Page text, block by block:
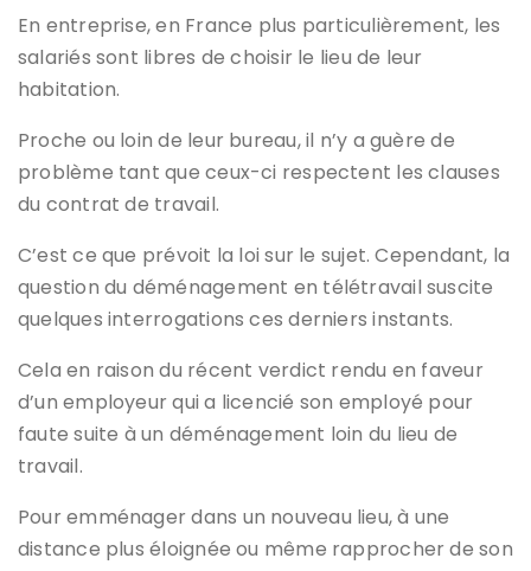
En entreprise, en France plus particulièrement, les
salariés sont libres de choisir le lieu de leur
habitation.
Proche ou loin de leur bureau, il n’y a guère de
problème tant que ceux-ci respectent les clauses
du contrat de travail.
C’est ce que prévoit la loi sur le sujet. Cependant, la
question du déménagement en télétravail suscite
quelques interrogations ces derniers instants.
Cela en raison du récent verdict rendu en faveur
d’un employeur qui a licencié son employé pour
faute suite à un déménagement loin du lieu de
travail.
Pour emménager dans un nouveau lieu, à une
distance plus éloignée ou même rapprocher de son